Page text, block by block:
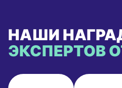
НАШИ
ЭКСПЕРТОВ